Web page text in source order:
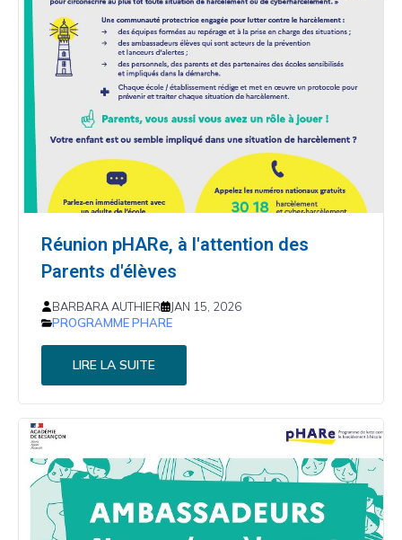
Réunion pHARe, à l'attention des
Parents d'élèves
BARBARA AUTHIER
JAN 15, 2026
PROGRAMME PHARE
LIRE LA SUITE